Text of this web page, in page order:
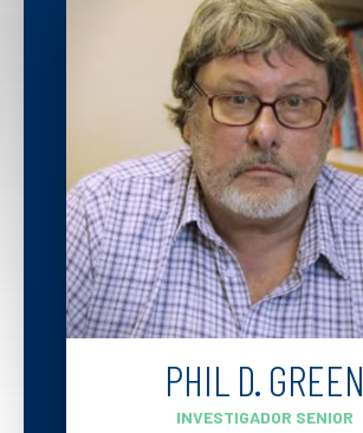
PHIL D. GREEN
INVESTIGADOR SENIOR